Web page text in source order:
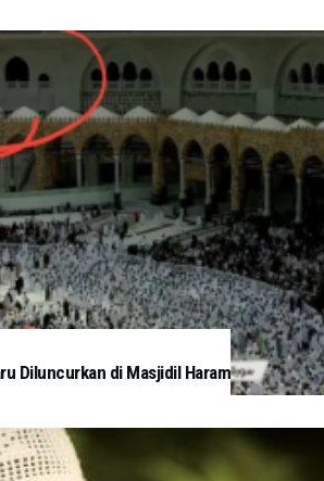
Diluncurkan di Masjidil Haram